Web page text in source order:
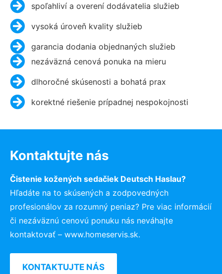
spoľahliví a overení dodávatelia služieb
vysoká úroveň kvality služieb
garancia dodania objednaných služieb
nezáväzná cenová ponuka na mieru
dlhoročné skúsenosti a bohatá prax
korektné riešenie prípadnej nespokojnosti
Kontaktujte nás
Čistenie kožených sedačiek Deutsch Haslau?
Hľadáte na to skúsených a zodpovedných
profesionálov za rozumný peniaz? Pre viac informácií
či nezáväznú cenovú ponuku nás neváhajte
kontaktovať – www.homeservis.sk.
KONTAKTUJTE NÁS